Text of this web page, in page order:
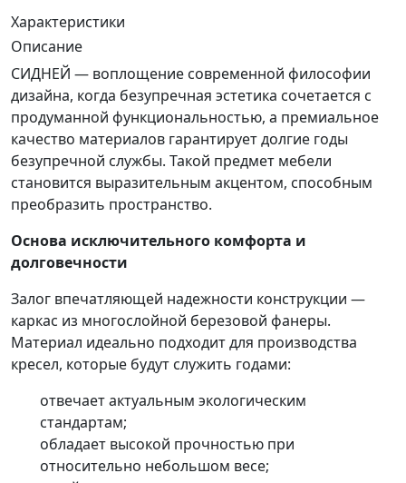
Характеристики
Описание
СИДНЕЙ — воплощение современной философии
дизайна, когда безупречная эстетика сочетается с
продуманной функциональностью, а премиальное
качество материалов гарантирует долгие годы
безупречной службы. Такой предмет мебели
становится выразительным акцентом, способным
преобразить пространство.
Основа исключительного комфорта и
долговечности
Залог впечатляющей надежности конструкции —
каркас из многослойной березовой фанеры.
Материал идеально подходит для производства
кресел, которые будут служить годами:
отвечает актуальным экологическим
стандартам;
обладает высокой прочностью при
относительно небольшом весе;